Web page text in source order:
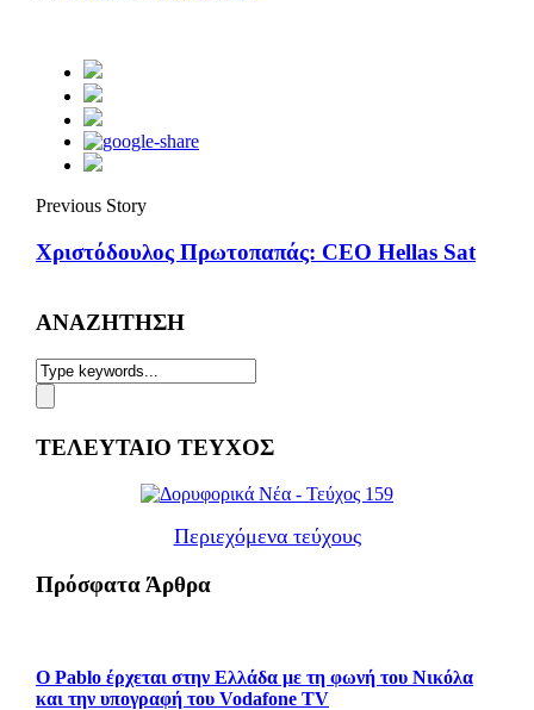
Previous Story
Χριστόδουλος Πρωτοπαπάς: CEO Hellas Sat
ΑΝΑΖΗΤΗΣΗ
ΤΕΛΕΥΤΑΙΟ ΤΕΥΧΟΣ
Περιεχόμενα τεύχους
Πρόσφατα Άρθρα
Ο Pablo έρχεται στην Ελλάδα με τη φωνή του Νικόλα
και την υπογραφή του Vodafone TV